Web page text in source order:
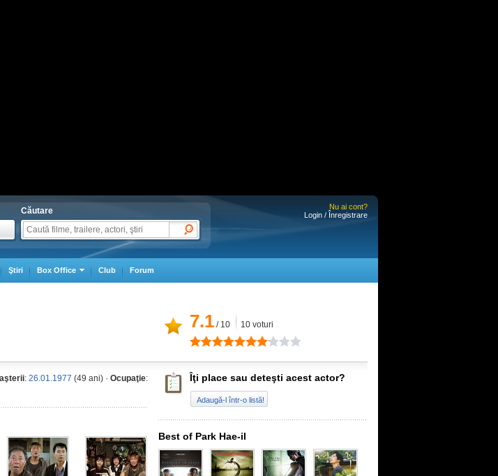
Căutare
Nu ai cont?
Login / Înregistrare
Ştiri Box Office Club Forum
7.1 / 10 10 voturi
: 26.01.1977 (49 ani) · Ocupaţie:
Îţi place sau deteşti acest actor?
Adaugă-l într-o listă!
Best of Park Hae-il